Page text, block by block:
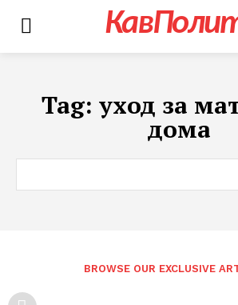
Tag: уход за
дома
BROWSE OUR EXCLUSIVE